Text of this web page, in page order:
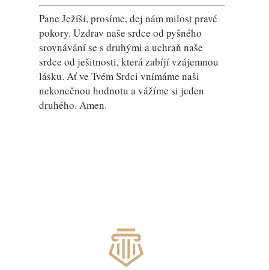
Pane Ježíši, prosíme, dej nám milost pravé
pokory. Uzdrav naše srdce od pyšného
srovnávání se s druhými a uchraň naše
srdce od ješitnosti, která zabíjí vzájemnou
lásku. Ať ve Tvém Srdci vnímáme naši
nekonečnou hodnotu a vážíme si jeden
druhého. Amen.